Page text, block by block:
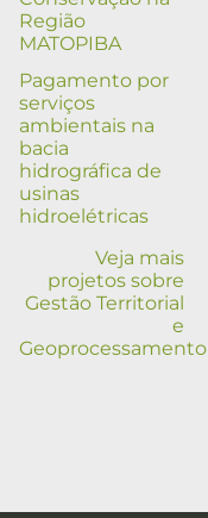
Região
MATOPIBA
Pagamento por
serviços
ambientais na
bacia
hidrográfica de
usinas
hidroelétricas
Veja mais
projetos sobre
Gestão Territorial
e
Geoprocessamento